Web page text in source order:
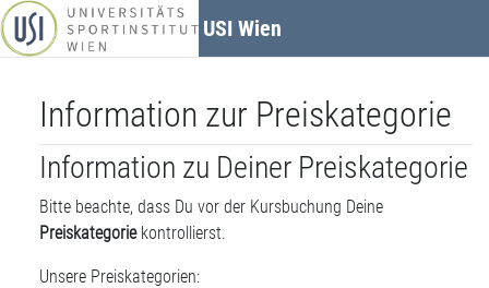
Zum Hauptinhalt
USI Wien
Information zur Preiskategorie
Information zu Deiner Preiskategorie
Bitte beachte, dass Du vor der Kursbuchung Deine
Preiskategoriekontrollierst.
Unsere Preiskategorien: